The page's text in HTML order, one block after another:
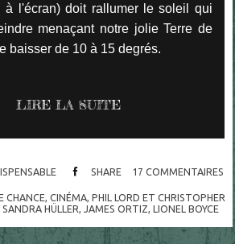
à l'écran) doit rallumer le soleil qui
menaçant notre jolie Terre de
baisser de 10 à 15 degrés.
LIRE LA SUITE
SHARE 17 COMMENTAIRES
CHANCE,CINÉMA,PHIL LORD ET CHRISTOPHER
SANDRA HÜLLER,JAMES ORTIZ,LIONEL BOYCE